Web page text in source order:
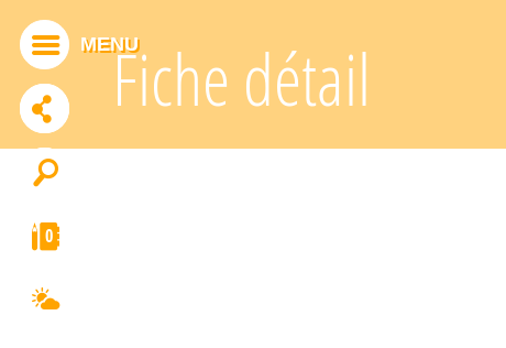
Fiche détail
MENU
ADDTHIS EST DÉSACTIVÉ. Autoriser
0